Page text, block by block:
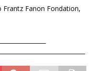
Fanon Fondation,